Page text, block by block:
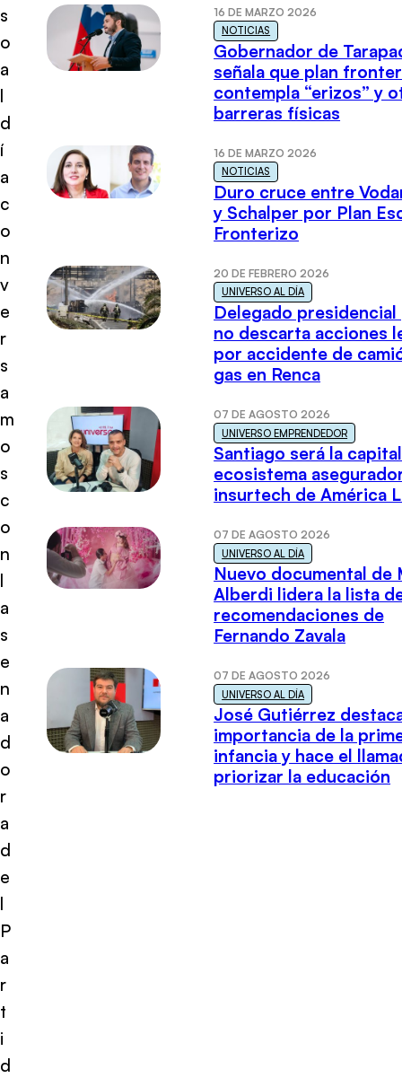
s
o
a
l
d
í
a
c
o
n
v
e
r
s
a
m
o
s
c
o
n
l
a
s
e
n
a
d
o
r
a
d
e
l
P
a
r
t
i
d
16 DE MARZO 2026
NOTICIAS
Gobernador de
señala que plan
contempla “erizos” y
barreras físicas
16 DE MARZO 2026
NOTICIAS
Duro cruce entre
y Schalper por Plan
Fronterizo
20 DE FEBRERO 2026
UNIVERSO AL DÍA
Delegado presidencial
no descarta acciones
por accidente de
gas en Renca
07 DE AGOSTO 2026
UNIVERSO EMPRENDEDOR
Santiago será la
ecosistema
insurtech de América
07 DE AGOSTO 2026
UNIVERSO AL DÍA
Nuevo documental de
Alberdi lidera la lista
recomendaciones de
Fernando Zavala
07 DE AGOSTO 2026
UNIVERSO AL DÍA
José Gutiérrez
importancia de la
infancia y hace el
priorizar la educación